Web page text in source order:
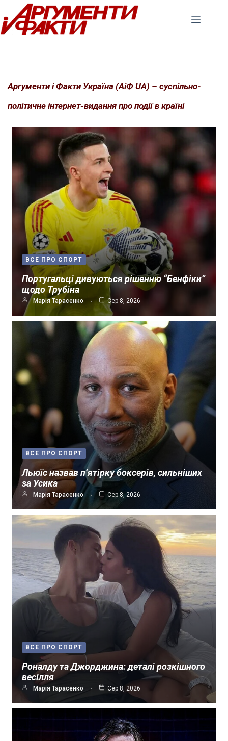
Перейти
до
вмісту
Аргументи і Факти Україна (АіФ UA) – суспільно-
політичне інтернет-видання про події в країні
ВСЕ ПРО СПОРТ
Португальці дивуються рішенню “Бенфіки”
щодо Трубіна
Марія Тарасенко Сер 8, 2026
ВСЕ ПРО СПОРТ
Льюїс назвав п’ятірку боксерів, сильніших
за Усика
Марія Тарасенко Сер 8, 2026
ВСЕ ПРО СПОРТ
Роналду та Джорджина: деталі розкішного
весілля
Марія Тарасенко Сер 8, 2026